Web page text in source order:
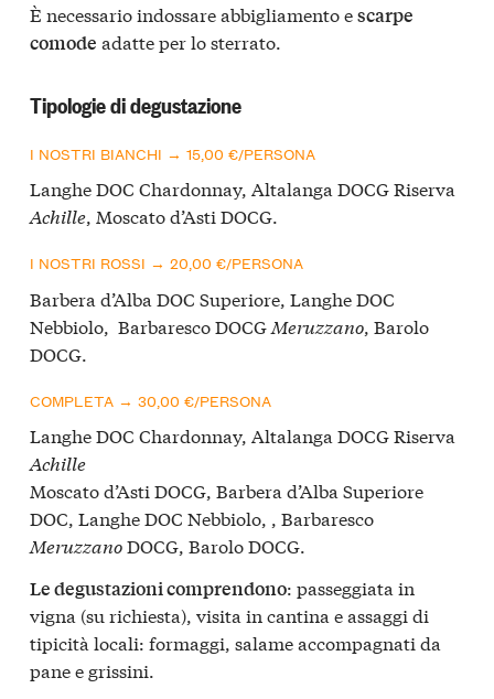
È necessario indossare abbigliamento escarpe
comode adatte per lo sterrato.
Tipologie di degustazione
I NOSTRI BIANCHI → 15,00 €/PERSONA
Langhe DOC Chardonnay, Altalanga DOCG Riserva
Achille, Moscato d’Asti DOCG.
I NOSTRI ROSSI → 20,00 €/PERSONA
Barbera d’Alba DOC Superiore, Langhe DOC
Nebbiolo, Barbaresco DOCGMeruzzano, Barolo
DOCG.
COMPLETA → 30,00 €/PERSONA
Langhe DOC Chardonnay, Altalanga DOCG Riserva
Achille
Moscato d’Asti DOCG, Barbera d’Alba Superiore
DOC, Langhe DOC Nebbiolo, , Barbaresco
MeruzzanoDOCG, Barolo DOCG.
Le degustazioni comprendono: passeggiata in
vigna (su richiesta), visita in cantina e assaggi di
tipicità locali: formaggi, salame accompagnati da
pane e grissini.